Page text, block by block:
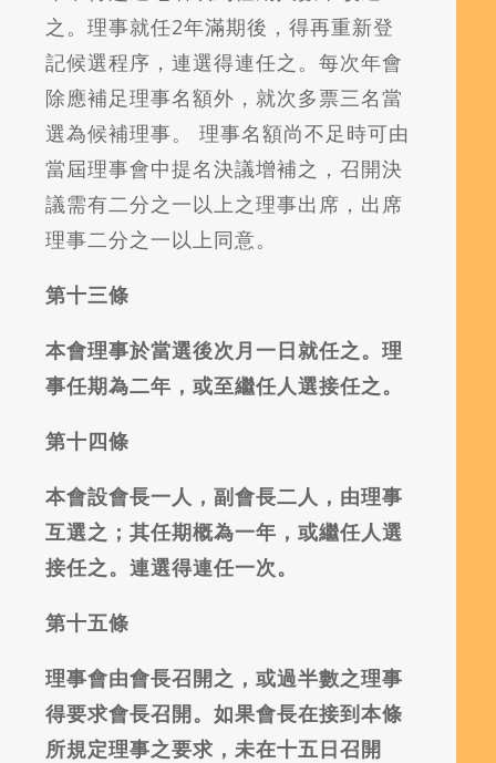
之。理事就任2年滿期後，得再重新登
記候選程序，連選得連任之。每次年會
除應補足理事名額外，就次多票三名當
選為候補理事。 理事名額尚不足時可由
當屆理事會中提名決議增補之，召開決
議需有二分之一以上之理事出席，出席
理事二分之一以上同意。
第十三條
本會理事於當選後次月一日就任之。理
事任期為二年，或至繼任人選接任之。
第十四條
本會設會長一人，副會長二人，由理事
互選之；其任期概為一年，或繼任人選
接任之。連選得連任一次。
第十五條
理事會由會長召開之，或過半數之理事
得要求會長召開。如果會長在接到本條
所規定理事之要求，未在十五日召開